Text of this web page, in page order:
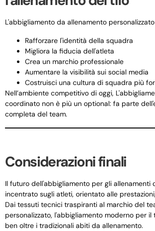
L'abbigliamento da allenamento
Rafforzare l'identità della squadra
Migliora la fiducia dell'atleta
Crea un marchio professionale
Aumentare la visibilità sui social media
Costruisci una cultura di squadra più
Nell’ambiente competitivo di oggi,
coordinato non è più un optional: fa parte
completa del team.
Considerazioni finali
Il futuro dell'abbigliamento per gli allenamenti
incentrato sugli atleti, orientato alle
Dai tessuti tecnici traspiranti al marchio del
personalizzato, l'abbigliamento moderno per
ben oltre i tradizionali abiti da allenamento.